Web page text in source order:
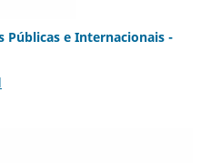
Públicas e Internacionais -